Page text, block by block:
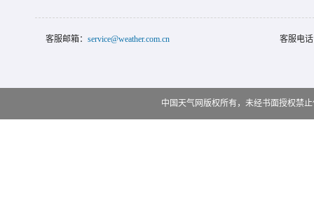
客服邮箱： service@weather.com.cn 客服电
中国天气网版权所有，未经书面授权